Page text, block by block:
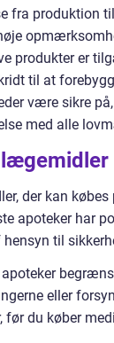
fra produktion
produkter er
til at
være sikre
med alle
der kan
apoteker har
til
eller
før du køber